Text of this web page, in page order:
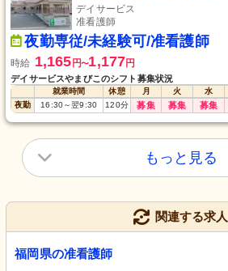
デイサービス
准看護師
夜勤専従/未経験可/准看護師
時給 1,165 円〜1,177円
デイサービスやまびこのシフト募集状況
就業時間 休憩 月 火 水
夜勤
16:30～翌9:30 120分 募集 募集 募集
もっと見る
関連する求人
福岡県の准看護師